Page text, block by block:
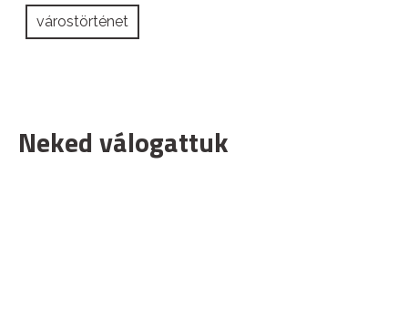
várostörténet
Neked válogattuk